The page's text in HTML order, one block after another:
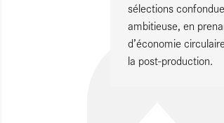
sélections
ambitieuse, en
d’économie
la post-production.